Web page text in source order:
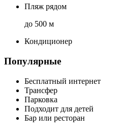
Пляж рядом
до 500 м
Кондиционер
Популярные
Бесплатный интернет
Трансфер
Парковка
Подходит для детей
Бар или ресторан